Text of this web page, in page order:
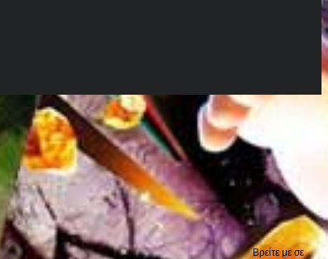
Βρείτε με σε